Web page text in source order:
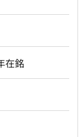
在銘